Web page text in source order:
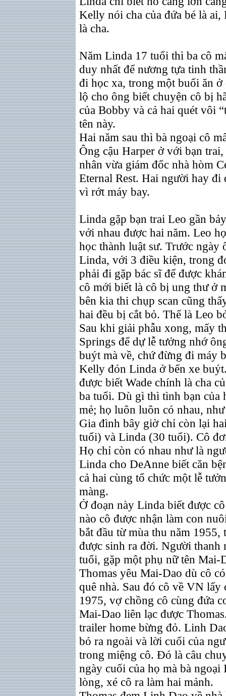
Kelly nói cha của đứa bé là
là cha.
Năm Linda 17 tuổi thì ba cô
duy nhất để nương tựa tinh
đi học xa, trong một buổi ăn ở
lộ cho ông biết chuyện cô bị
của Bobby và cả hai quét vôi
tên này.
Hai năm sau thì bà ngoại cô
Ông cậu Harper ở với bạn
nhân vừa giám đốc nhà hòm
Eternal Rest. Hai người hay
vì rớt máy bay.
Linda gặp bạn trai Leo gần
với nhau được hai năm. Leo
học thành luật sư. Trước ngày
Linda, với 3 điều kiện, trong
phải đi gặp bác sĩ để được
cô mới biết là cô bị ung thư ở
bên kia thi chụp scan cũng
hai đều bị cắt bỏ. Thế là Leo
Sau khi giải phẫu xong, mấy
Springs để dự lễ tưởng nhớ
buýt mà về, chứ đừng đi máy
Kelly đón Linda ở bến xe
được biết Wade chính là cha
ba tuổi. Dù gì thì tình bạn của
mẻ; họ luôn luôn có nhau,
Gia đình bây giờ chỉ còn lại
tuổi) và Linda (30 tuổi). Cô
Họ chỉ còn có nhau như là
Linda cho DeAnne biết căn
cả hai cùng tổ chức một lễ
màng.
Ở đoạn này Linda biết được
nào cô được nhận làm con
bắt đầu từ mùa thu năm
được sinh ra đời. Người thanh
tuổi, gặp một phụ nữ tên Mai-
Thomas yêu Mai-Dao dù cô
quê nhà. Sau đó cô về VN
1975, vợ chồng cô cùng đứa
Mai-Dao liên lạc được
trailer home bừng đỏ. Linh
bỏ ra ngoài và lời cuối của
trong miệng cô. Đó là câu
ngày cuối của họ mà bà
lòng, xé cô ra làm hai mảnh.